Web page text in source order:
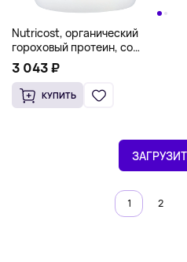
Nutricost, органический
гороховый протеин, со
вкусом шоколада, 454 г (1
фунт)
3 043 ₽
КУПИТЬ
1 2